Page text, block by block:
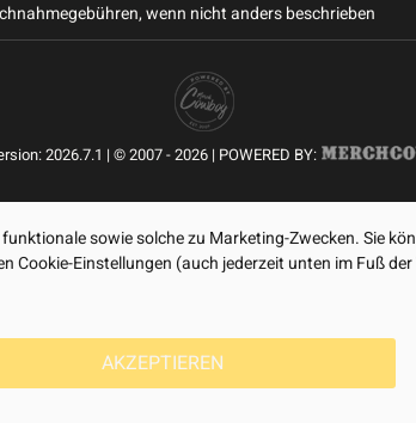
wenn nicht anders beschrieben
2026.7.1 | © 2007 - 2026 | POWERED BY:
sowie solche zu Marketing-Zwecken. Sie
Cookie-Einstellungen (auch jederzeit unten im Fuß
AKZEPTIEREN